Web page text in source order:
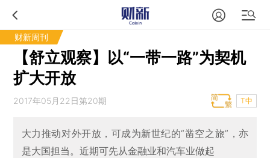
财新周刊
【舒立观察】以“一带一路”为契机
扩大开放
2017年05月22日第20期 T中
大力推动对外开放，可成为新世纪的“凿空之旅”，亦
是大国担当。近期可先从金融业和汽车业做起